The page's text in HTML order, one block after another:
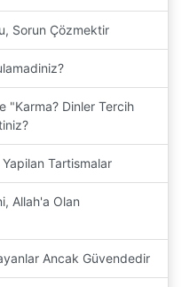
Sorun Çözmektir
"Karma? Dinler Tercih
Tartismalar
Allah'a Olan
Ancak Güvendedir